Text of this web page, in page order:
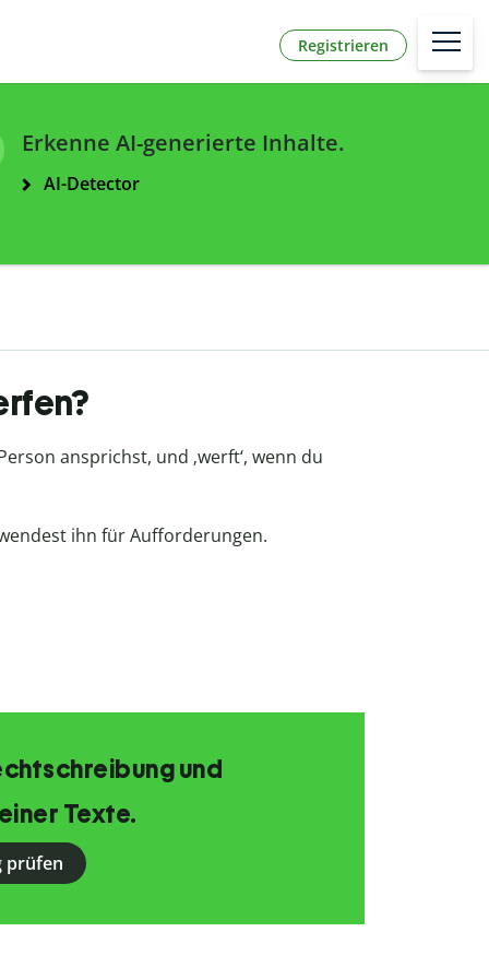
Registrieren
Erkenne AI-generierte Inhalte.
AI-Detector
ansprichst, und ‚werft‘, wenn du
ihn für Aufforderungen.
und
Texte.
prüfen